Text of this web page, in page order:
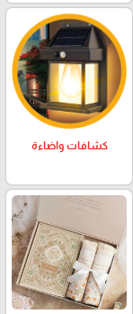
كشافات واضاءة